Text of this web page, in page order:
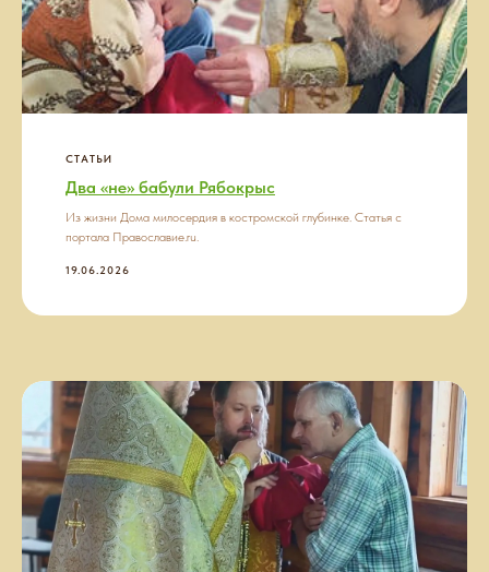
СТАТЬИ
Два «не» бабули Рябокрыс
Из жизни Дома милосердия в костромской глубинке. Статья с
портала Православие.ru.
19.06.2026